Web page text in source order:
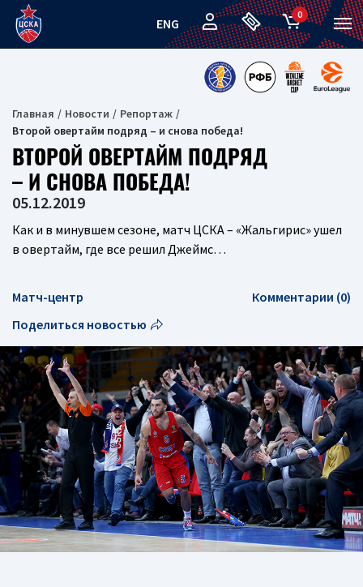
ENG
0
Главная Новости
Репортаж
Второй овертайм подряд – и снова победа!
ВТОРОЙ ОВЕРТАЙМ ПОДРЯД
– И СНОВА ПОБЕДА!
05.12.2019
Как и в минувшем сезоне, матч ЦСКА – «Жальгирис» ушел
в овертайм, где все решил Джеймс…
Матч-центр
Комментарии (0)
Поделиться новостью